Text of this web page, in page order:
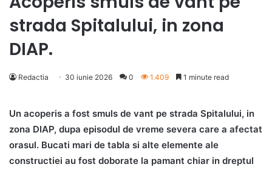
strada Spitalului, in zona
DIAP.
Redactia 30 iunie 2026 0 1.409 1 minute read
Un acoperis a fost smuls de vant pe strada Spitalului, in
zona DIAP, dupa episodul de vreme severa care a afectat
orasul. Bucati mari de tabla si alte elemente ale
constructiei au fost doborate la pamant chiar in dreptul